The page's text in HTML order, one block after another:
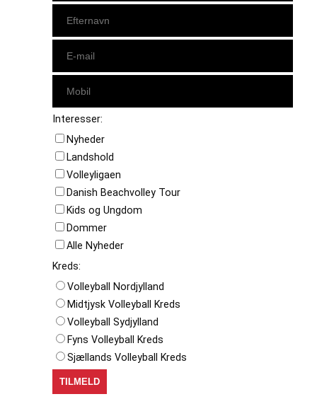
Interesser:
Nyheder
Landshold
Volleyligaen
Danish Beachvolley Tour
Kids og Ungdom
Dommer
Alle Nyheder
Kreds:
Volleyball Nordjylland
Midtjysk Volleyball Kreds
Volleyball Sydjylland
Fyns Volleyball Kreds
Sjællands Volleyball Kreds